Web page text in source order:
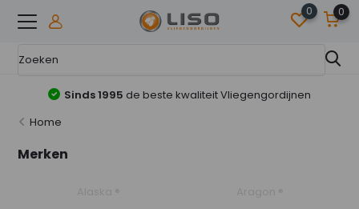
0 0
Sinds 1995 de beste kwaliteit Vliegengordijnen
Home
Merken